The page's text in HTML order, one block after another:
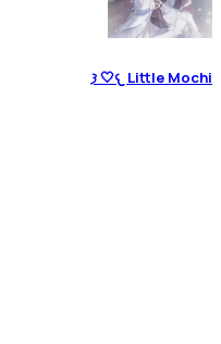
𐔌 Little Mochi🤍 𐦯